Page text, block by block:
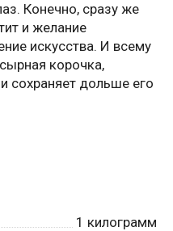
Конечно, сразу же
и желание
искусства. И всему
корочка,
сохраняет дольше его
1 килограмм